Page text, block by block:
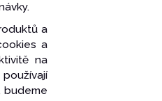
a
a
na
budeme